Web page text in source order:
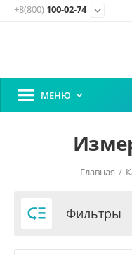
+8(800) 100-02-74 expand_more
 МЕНЮ 
Главная /
 Фильтры